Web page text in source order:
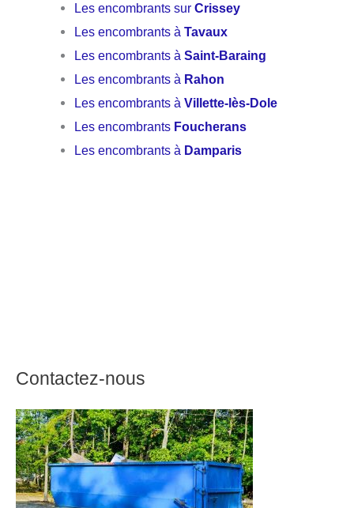
Les encombrants surCrissey
Les encombrants àTavaux
Les encombrants àSaint-Baraing
Les encombrants à Rahon
Les encombrants àVillette-lès-Dole
Les encombrants Foucherans
Les encombrants à Damparis
Contactez-nous